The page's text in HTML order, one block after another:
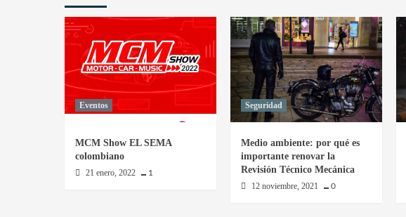
003
Adriana
Hinestrosa
74
Lorena
Giraldo
Eventos
MCM Show EL SEMA
colombiano
21 enero, 2022 1
Seguridad
Medio ambiente: por qué es
importante renovar la
Revisión Técnico Mecánica
12 noviembre, 2021 0